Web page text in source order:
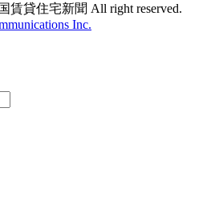
賃貸住宅新聞 All right reserved.
Inc.